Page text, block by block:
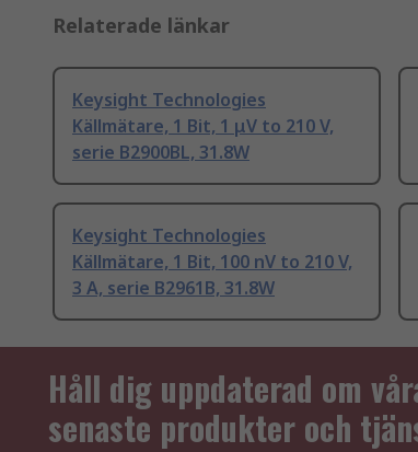
Relaterade länkar
Keysight Technologies
Källmätare, 1 Bit, 1 μV to 210 V,
serie B2900BL, 31.8W
Keysight Technologies
Källmätare, 1 Bit, 100 nV to 210 V,
3 A, serie B2961B, 31.8W
Håll dig uppdaterad om
senaste produkter och